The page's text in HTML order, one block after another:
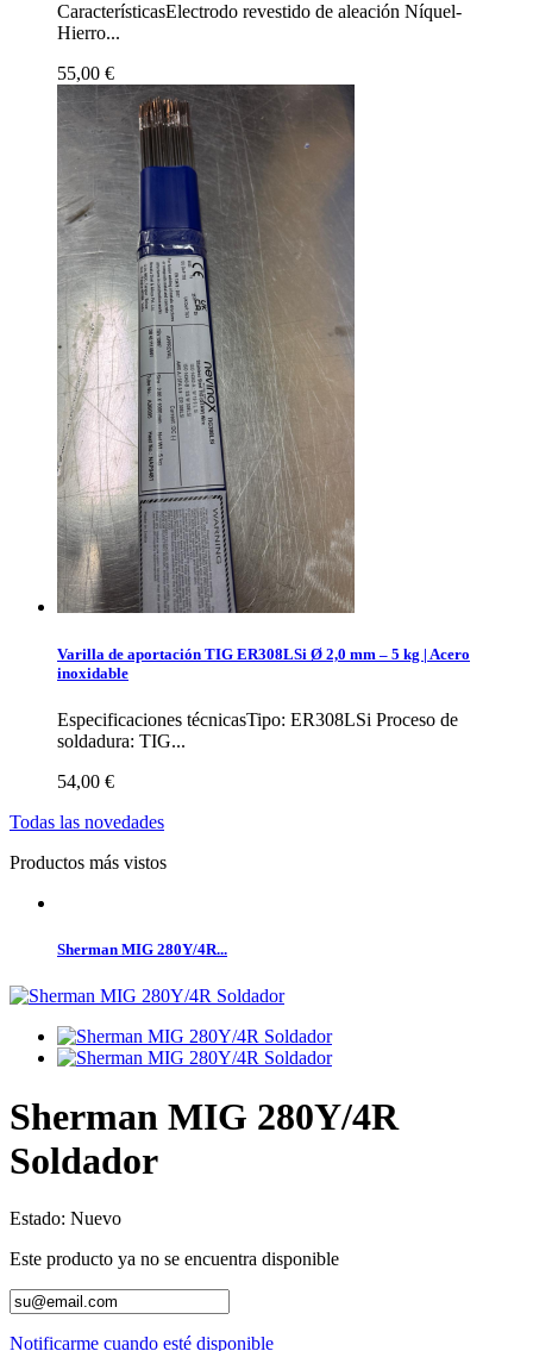
CaracterísticasElectrodo revestido de aleación Níquel-
Hierro...
55,00 €
Varilla de aportación TIG ER308LSi Ø 2,0 mm – 5 kg | Acero
inoxidable
Especificaciones técnicasTipo: ER308LSi Proceso de
soldadura: TIG...
54,00 €
Todas las novedades
Productos más vistos
Sherman MIG 280Y/4R...
Sherman MIG 280Y/4R
Soldador
Estado: Nuevo
Este producto ya no se encuentra disponible
Notificarme cuando esté disponible